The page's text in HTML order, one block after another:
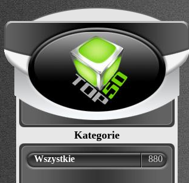
Kategorie
Wszystkie 880